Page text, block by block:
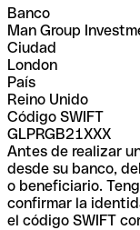
Banco
Man Group
Ciudad
London
País
Reino Unido
Código SWIFT
GLPRGB21XXX
Antes de realizar
desde su banco,
o beneficiario.
confirmar la
el código SWIFT